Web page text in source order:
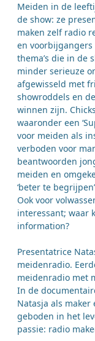
Meiden in de
de show: ze
maken zelf radio
en voorbijgangers
thema’s die in de
minder serieuze
afgewisseld met
showroddels en
winnen zijn.
waaronder een
voor meiden als
verboden voor
beantwoorden
meiden en
‘beter te
Ook voor
interessant; waar
information?
Presentatrice
meidenradio.
meidenradio met
In de
Natasja als
geboden in het
passie: radio